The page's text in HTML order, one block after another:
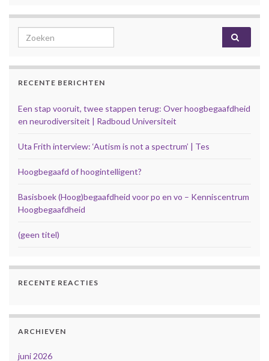
Search for:
RECENTE BERICHTEN
Een stap vooruit, twee stappen terug: Over hoogbegaafdheid
en neurodiversiteit | Radboud Universiteit
Uta Frith interview: ‘Autism is not a spectrum’ | Tes
Hoogbegaafd of hoogintelligent?
Basisboek (Hoog)begaafdheid voor po en vo – Kenniscentrum
Hoogbegaafdheid
(geen titel)
RECENTE REACTIES
ARCHIEVEN
juni 2026